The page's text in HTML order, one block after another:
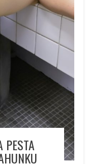
PESTA